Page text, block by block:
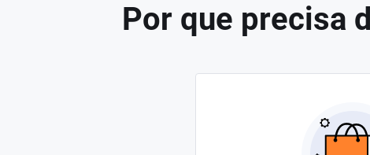
Por que precisa